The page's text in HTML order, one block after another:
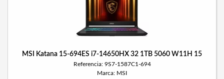
MSI Katana 15-694ES i7-14650HX 32 1TB 5060 W11H 15
Referencia: 9S7-1587C1-694
Marca: MSI